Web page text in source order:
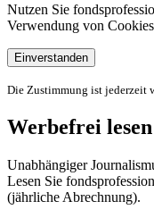
Nutzen Sie
Verwendung von
Einverstanden
Die Zustimmung ist jederzeit
Werbefrei lesen
Unabhängiger
Lesen Sie
(jährliche Abrechnung).